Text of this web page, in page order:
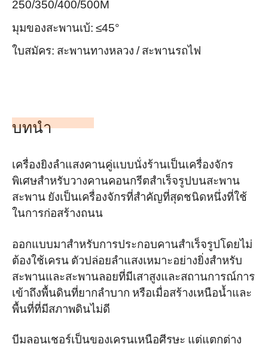
250/350/400/500M
มุมของสะพานเบ้: ≤45°
ใบสมัคร: สะพานทางหลวง / สะพานรถไฟ
บทนำ
เครื่องยิงลำแสงคานคู่แบบนั่งร้านเป็นเครื่องจักร
พิเศษสำหรับวางคานคอนกรีตสำเร็จรูปบนสะพาน
สะพาน ยังเป็นเครื่องจักรที่สำคัญที่สุดชนิดหนึ่งที่ใช้
ในการก่อสร้างถนน
ออกแบบมาสำหรับการประกอบคานสำเร็จรูปโดยไม่
ต้องใช้เครน ตัวปล่อยลำแสงเหมาะอย่างยิ่งสำหรับ
สะพานและสะพานลอยที่มีเสาสูงและสถานการณ์การ
เข้าถึงพื้นดินที่ยากลำบาก หรือเมื่อสร้างเหนือน้ำและ
พื้นที่ที่มีสภาพดินไม่ดี
บีมลอนเชอร์เป็นของเครนเหนือศีรษะ แต่แตกต่าง